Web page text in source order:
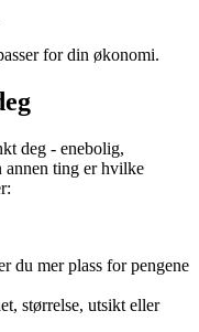
for din økonomi.
deg - enebolig,
annen ting er hvilke
du mer plass for pengene
størrelse, utsikt eller